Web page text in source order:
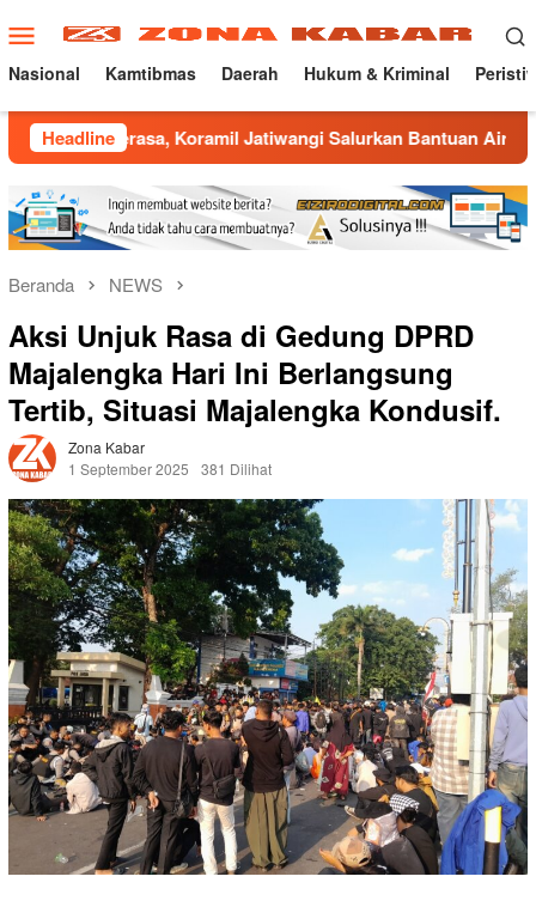
ke
konten
Menu
Mobile
Nasional Kamtibmas Daerah Hukum & Kriminal
Headline
Koramil Jatiwangi Salurkan Bantuan Air Bersih untuk
Beranda NEWS
Aksi Unjuk Rasa di Gedung DPRD
Majalengka Hari Ini Berlangsung
Tertib, Situasi Majalengka Kondusif.
Zona Kabar
1 September 2025
381 Dilihat